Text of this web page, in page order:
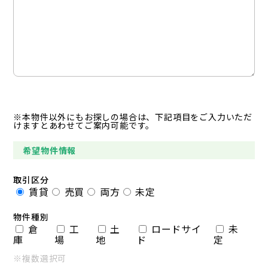
※本物件以外にもお探しの場合は、下記項目をご入力いただ
けますとあわせてご案内可能です。
希望物件情報
取引区分
賃貸 売買 両方 未定
物件種別
倉
庫
工
場
土
地
ロードサイ
ド
未
定
※複数選択可